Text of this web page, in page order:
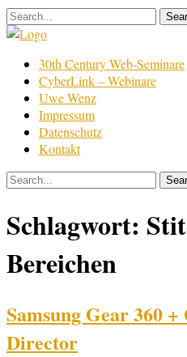
Skip
to
Film
Bearbeitung
30th Century Web-Seminare
CyberLink – Webinare
Uwe Wenz
Impressum
Datenschutz
Kontakt
Schlagwort:
Bereichen
Samsung Gear 360
Director